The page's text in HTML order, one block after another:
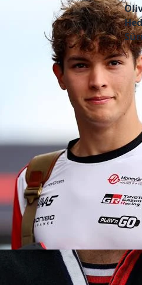
Copyright © 2026 - All